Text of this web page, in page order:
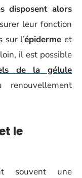
disposent alors
leur fonction
sur l’épiderme et
il est possible
de la gélule
le
souvent une